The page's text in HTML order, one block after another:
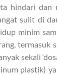
hindari dan
sulit di
minim
termasuk
sekali
plastik)